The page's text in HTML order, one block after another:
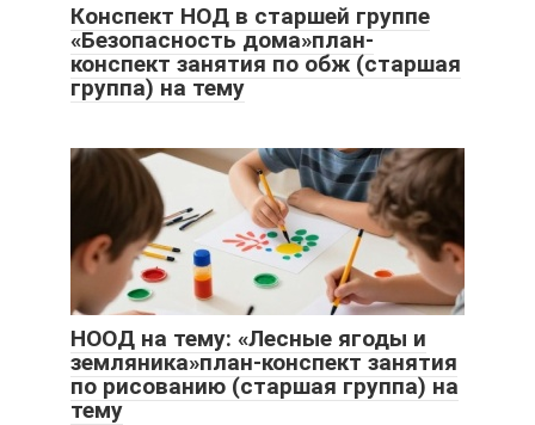
Конспект НОД в старшей группе
«Безопасность дома»план-
конспект занятия по обж (старшая
группа) на тему
НООД на тему: «Лесные ягоды и
земляника»план-конспект занятия
по рисованию (старшая группа) на
тему